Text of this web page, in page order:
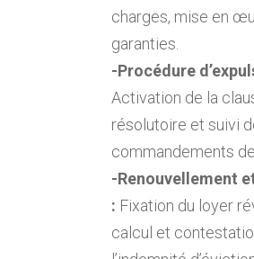
charges, mise en
garanties.
-Procédure
Activation de la
résolutoire et suivi
commandements
-Renouvellement
: Fixation du loyer
calcul et